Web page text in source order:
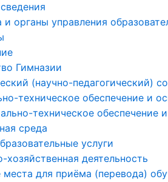
и органы управления
Гимназии
(научно-педагогический)
техническое обеспечение и
техническое обеспечение
среда
услуги
хозяйственная деятельность
места для приёма (перевода)